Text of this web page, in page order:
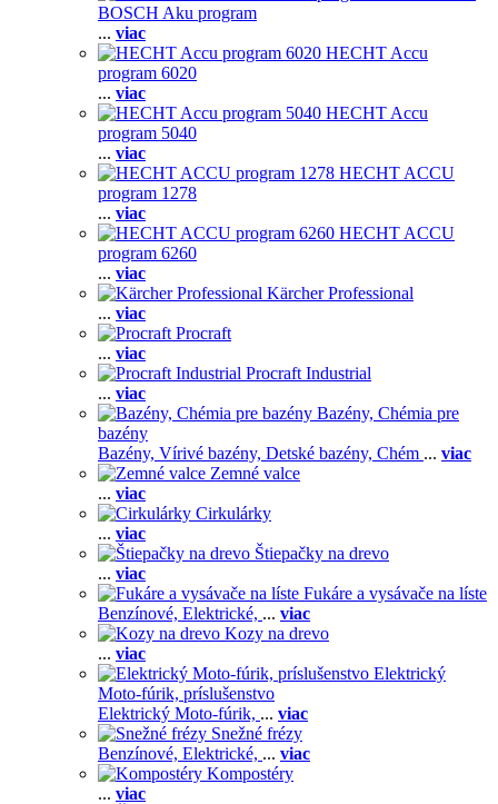
BOSCH Aku program
... viac
HECHT Accu
program 6020
... viac
HECHT Accu
program 5040
... viac
HECHT ACCU
program 1278
... viac
HECHT ACCU
program 6260
... viac
Kärcher Professional
... viac
Procraft
... viac
Procraft Industrial
... viac
Bazény, Chémia pre
bazény
Bazény, Vírivé bazény, Detské bazény, Chém ... viac
Zemné valce
... viac
Cirkulárky
... viac
Štiepačky na drevo
... viac
Fukáre a vysávače na líste
Benzínové, Elektrické, ... viac
Kozy na drevo
... viac
Elektrický
Moto-fúrik, príslušenstvo
Elektrický Moto-fúrik, ... viac
Snežné frézy
Benzínové, Elektrické, ... viac
Kompostéry
... viac